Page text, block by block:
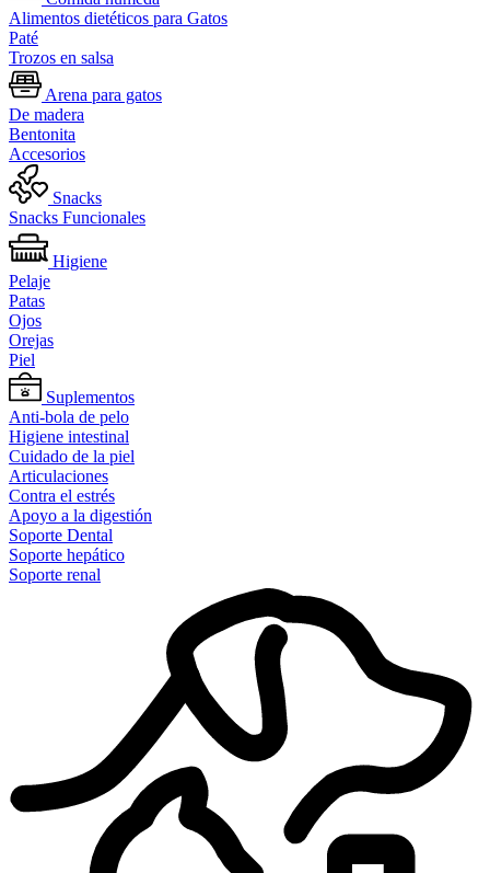
Alimentos dietéticos para Gatos
Paté
Trozos en salsa
Arena para gatos
De madera
Bentonita
Accesorios
Snacks
Snacks Funcionales
Higiene
Pelaje
Patas
Ojos
Orejas
Piel
Suplementos
Anti-bola de pelo
Higiene intestinal
Cuidado de la piel
Articulaciones
Contra el estrés
Apoyo a la digestión
Soporte Dental
Soporte hepático
Soporte renal